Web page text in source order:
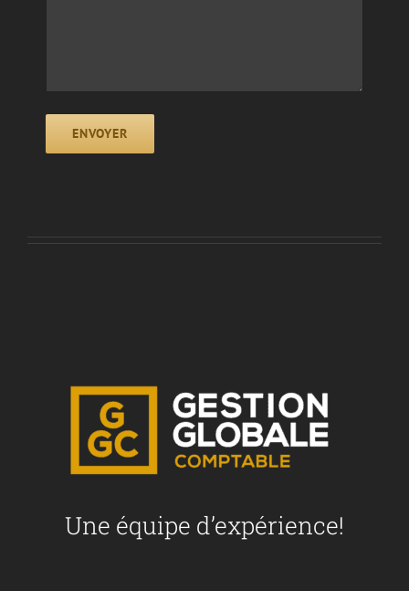
ENVOYER
Une équipe d’expérience!